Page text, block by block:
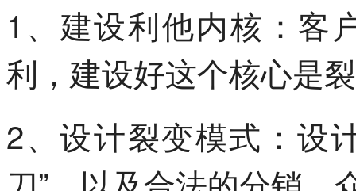
1、建设利他内核：客
利，建设好这个核心是
2、设计裂变模式：设